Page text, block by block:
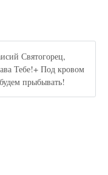
Святогорец,
Тебе!+ Под кровом
прыбывать!